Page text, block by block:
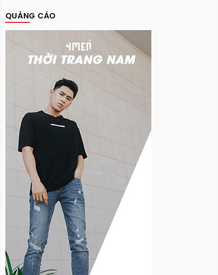
QUẢNG CÁO